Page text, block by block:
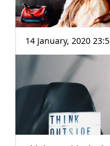
14 January, 2020